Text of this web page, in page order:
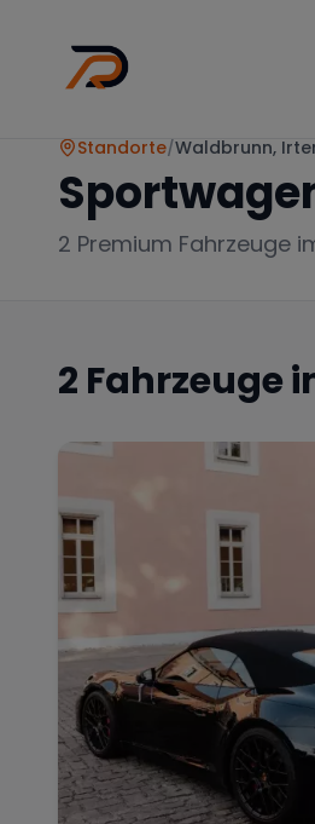
Standorte/Waldbrunn,
2 Premium Fahrzeuge
2 Fahrzeuge